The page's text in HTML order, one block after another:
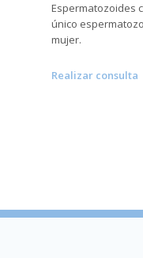
Espermatozoides
único
mujer.
Realizar consulta